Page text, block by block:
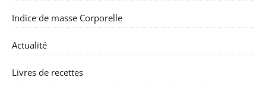
Indice de masse Corporelle
Actualité
Livres de recettes